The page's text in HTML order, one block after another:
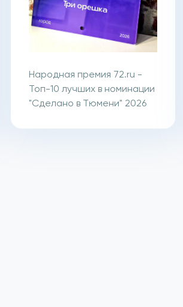
Народная премия 72.ru -
Топ-10 лучших в номинации
"Сделано в Тюмени" 2026